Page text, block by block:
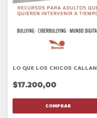
LO QUE LOS CHICOS CALLAN
$17.200,00